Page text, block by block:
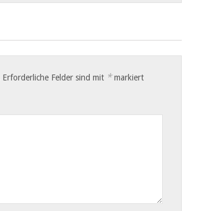
Erforderliche Felder sind mit *markiert